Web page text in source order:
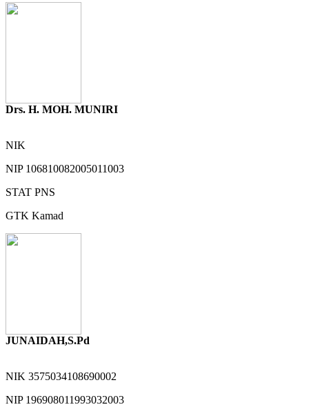
Drs. H. MOH. MUNIRI
NIK
NIP 106810082005011003
STAT PNS
GTK Kamad
JUNAIDAH,S.Pd
NIK 3575034108690002
NIP 196908011993032003